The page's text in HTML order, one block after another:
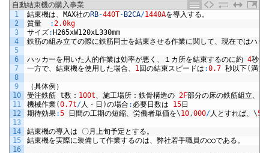
自動結束機の購入事業
1
2
3
4
5
6
7
8
9
10
11
12
13
14
15
16
結束機は、 MAX社のRB-440T- B2CA/1440Aを導入する。
質量
:2.0kg
サイズ: H265xW120xL330mm
鉄筋の組み立ての際に鉄筋同士を結束させる作業に関して、現在ではハ
ハッカーを用いた人的作業は効率が悪く、１カ所を結束するのに約 4秒か
一方で、結束機を使用した場合、
1回の結束スピードは :0.7 秒以下(満充
（具体例）
受注鉄筋 t数： 100t、施工場所：鉄骨構造の 2F部分の床の鉄筋組立、現
機械作業(0.7t/人・日 )の場合: 必要日数は 15日
期待効果:5 日間の工期の短縮、労働者単価を\10,000/人とすれば、 \
結束機の導入は
〇月上旬予定とする。
結束機を実際に装備して作業するのは、弊社若手職員の○○である。